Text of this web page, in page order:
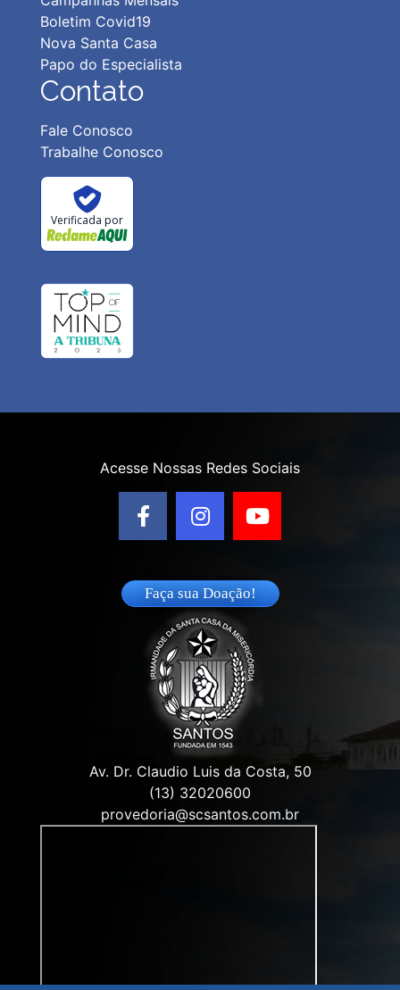
Boletim Covid19
Nova Santa Casa
Papo do Especialista
Contato
Fale Conosco
Trabalhe Conosco
Verificada por
Acesse Nossas Redes Sociais
Faça sua Doação!
Av. Dr. Claudio Luis da Costa, 50
(13) 32020600
provedoria@scsantos.com.br